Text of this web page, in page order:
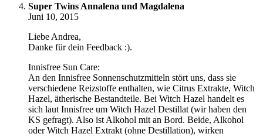
Super Twins Annalena und Magdalena
Juni 10, 2015
Liebe Andrea,
Danke für dein Feedback :).
Innisfree Sun Care:
An den Innisfree Sonnenschutzmitteln stört uns, dass sie
verschiedene Reizstoffe enthalten, wie Citrus Extrakte, Witch
Hazel, ätherische Bestandteile. Bei Witch Hazel handelt es
sich laut Innisfree um Witch Hazel Destillat (wir haben den
KS gefragt). Also ist Alkohol mit an Bord. Beide, Alkohol
oder Witch Hazel Extrakt (ohne Destillation), wirken